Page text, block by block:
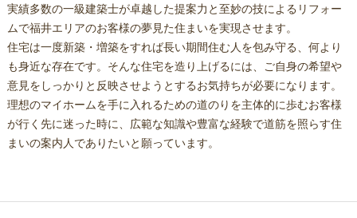
実績多数の一級建築士が卓越した提案力と至妙の技によるリフォー
ムで福井エリアのお客様の夢見た住まいを実現させます。
住宅は一度新築・増築をすれば長い期間住む人を包み守る、何より
も身近な存在です。そんな住宅を造り上げるには、ご自身の希望や
意見をしっかりと反映させようとするお気持ちが必要になります。
理想のマイホームを手に入れるための道のりを主体的に歩むお客様
が行く先に迷った時に、広範な知識や豊富な経験で道筋を照らす住
まいの案内人でありたいと願っています。